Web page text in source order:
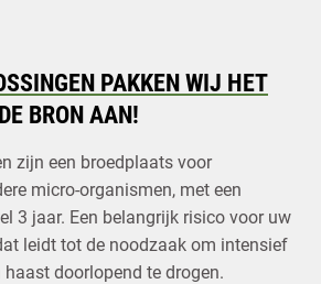
PAKKEN WIJ HET
BRON AAN!
zijn een broedplaats voor
micro-organismen, met een
3 jaar. Een belangrijk risico voor uw
leidt tot de noodzaak om intensief
doorlopend te drogen.